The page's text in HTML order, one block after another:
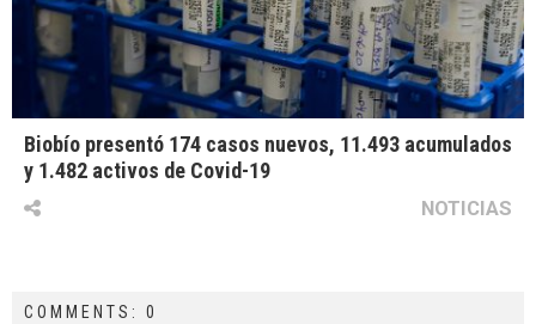
Biobío presentó 174 casos nuevos, 11.493 acumulados
y 1.482 activos de Covid-19
NOTICIAS
COMMENTS: 0